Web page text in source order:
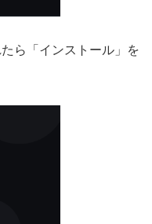
ら「インストール」を